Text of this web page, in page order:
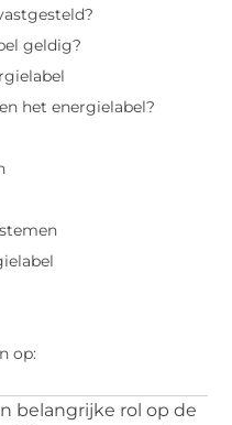
geldig?
het energielabel?
op:
belangrijke rol op de